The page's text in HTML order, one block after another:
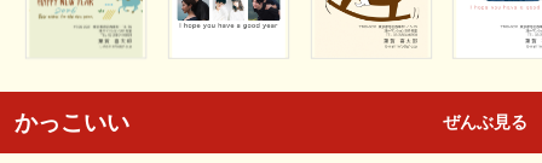
かっこいい ぜんぶ見る